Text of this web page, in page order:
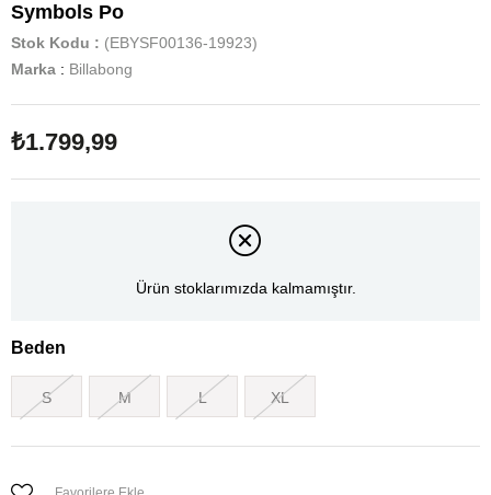
Symbols Po
Stok Kodu
(EBYSF00136-19923)
Marka : Billabong
₺1.799,99
Ürün stoklarımızda kalmamıştır.
Beden
S M L XL